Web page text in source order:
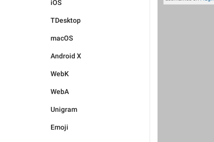
iOS
TDesktop
macOS
Android X
WebK
WebA
Unigram
Emoji